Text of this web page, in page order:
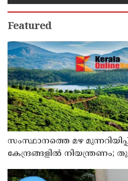
Featured
സംസ്ഥാനത്തെ മഴ
കേന്ദ്രങ്ങളില്‍ നിയന്ത്രണം;
നിര്‍ദേശം